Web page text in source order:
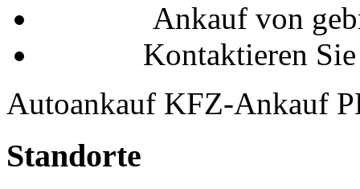
Ankauf von
Kontaktieren
Autoankauf KFZ-Ankauf
Standorte